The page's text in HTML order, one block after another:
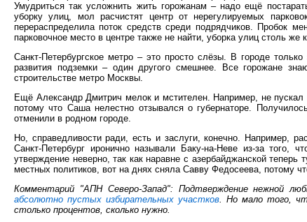
Умудриться так усложнить жить горожанам – надо ещё
уборку улиц, мол расчистят центр от нерегулируемых
перераспределила поток средств среди подрядчиков. Пробок
парковочное место в центре также не найти, уборка улиц столь же
Санкт-Петербургское метро – это просто слёзы. В городе
развития подземки – один другого смешнее. Все горожане
строительстве метро Москвы.
Ещё Александр Дмитрич мелок и мстителен. Например, не
потому что Саша нелестно отзывался о губернаторе.
отменили в родном городе.
Но, справедливости ради, есть и заслуги, конечно. Например,
Санкт-Петербург иронично называли Баку-на-Неве из-за того,
утверждение неверно, так как наравне с азербайджанской
местных политиков, вот на днях сняла Савву Федосеева, потому
Комментарий "АПН Северо-Запад": Подтверждение нежной
абсолютно пустых избирательных участков . Но мало того,
столько процентов, сколько нужно.